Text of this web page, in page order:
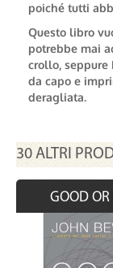
poiché tutti
Questo libro
potrebbe mai
crollo, seppure
da capo e
deragliata.
30 ALTRI
GOOD OR